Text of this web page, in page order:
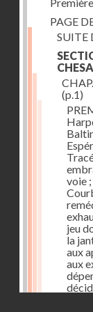
PAGE
SUITE
(p.1)
voie
jeu
la
aux
aux